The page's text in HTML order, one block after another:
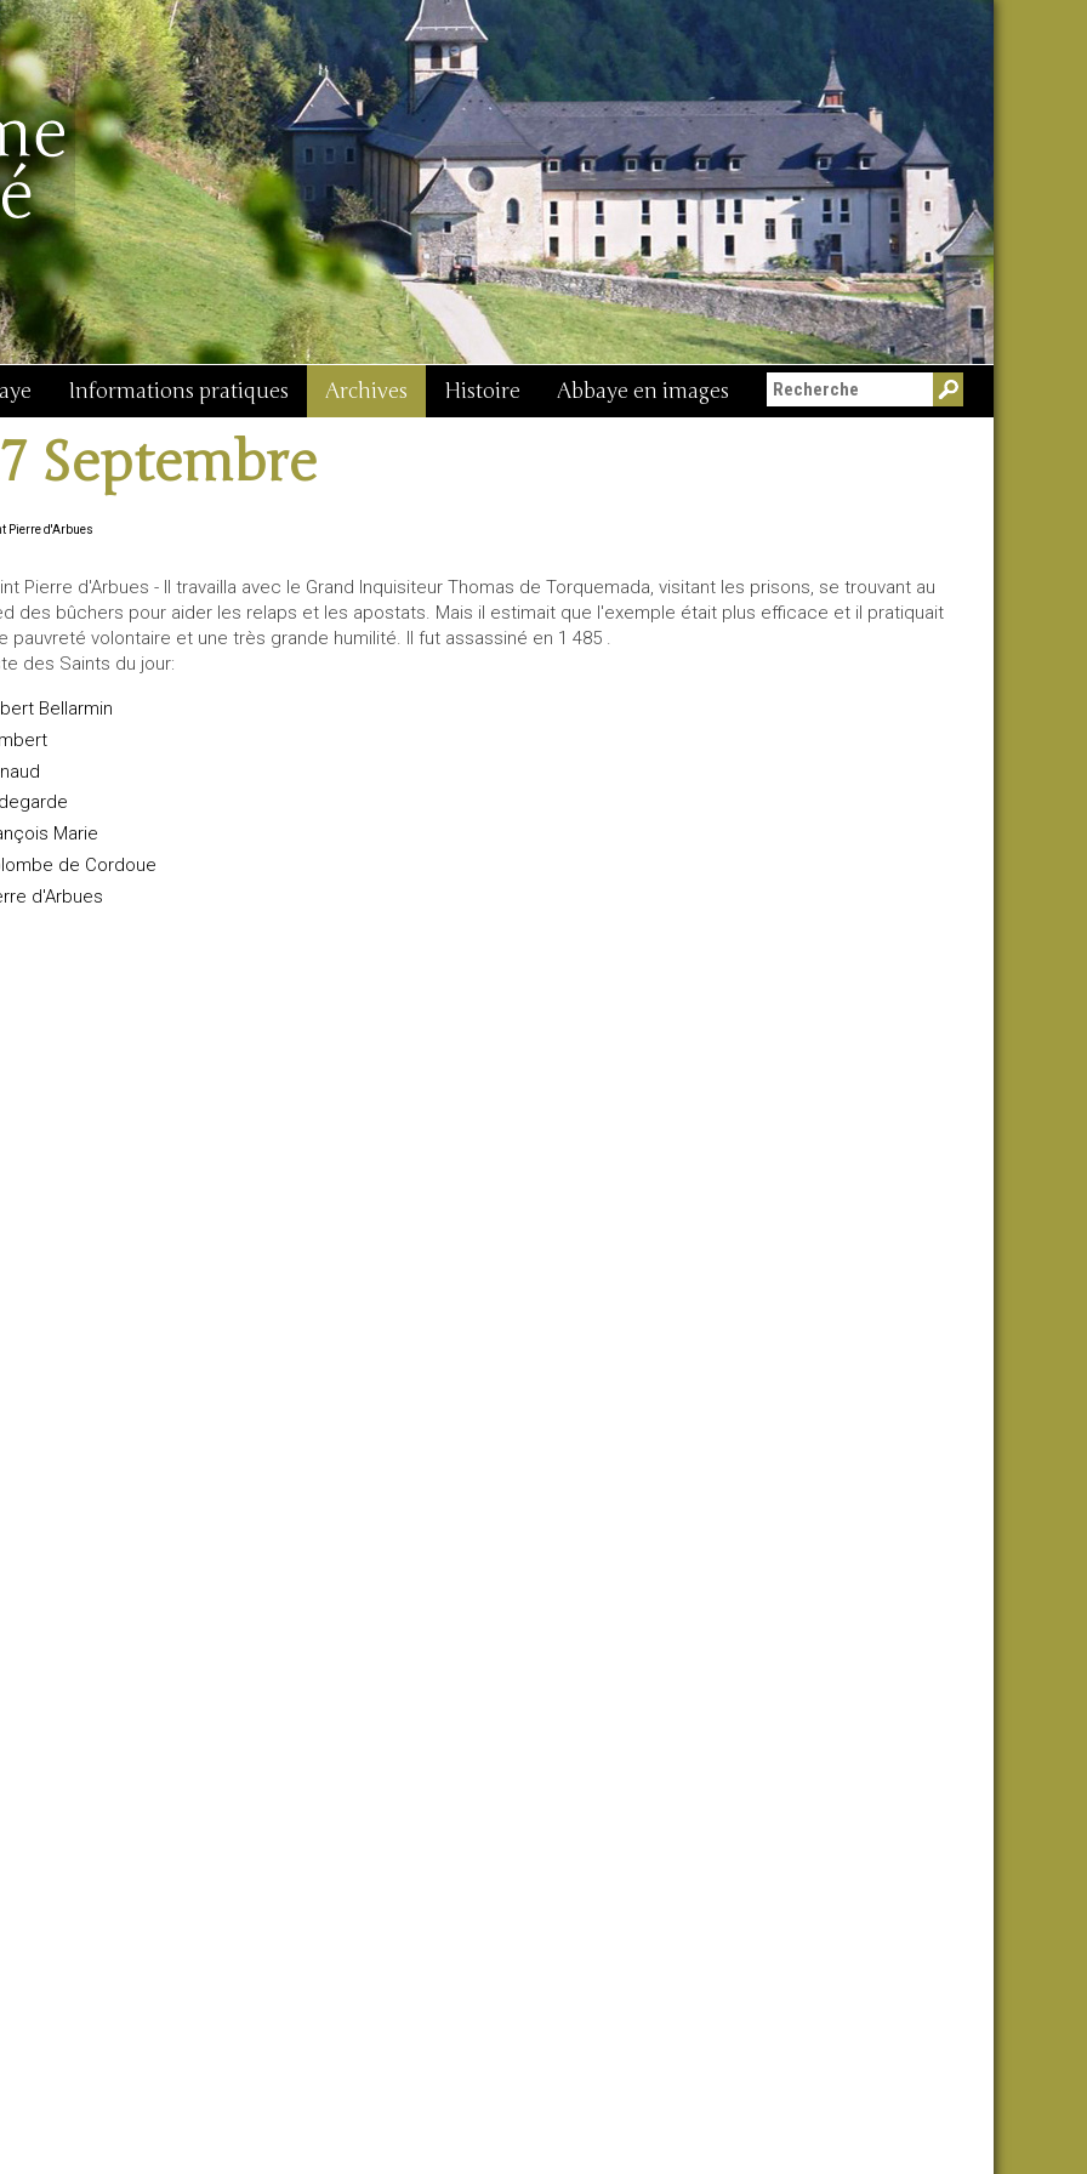
Informations pratiques Archives Histoire Abbaye en images
Septembre
Pierre d'Arbues
Pierre d'Arbues - Il travailla avec le Grand Inquisiteur Thomas de Torquemada, visitant les prisons, se trouvant au
des bûchers pour aider les relaps et les apostats. Mais il estimait que l'exemple était plus efficace et il pratiquait
pauvreté volontaire et une très grande humilité. Il fut assassiné en 1 485 .
des Saints du jour:
Bellarmin
Marie
de Cordoue
d'Arbues